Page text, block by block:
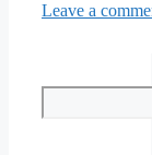
Leave a